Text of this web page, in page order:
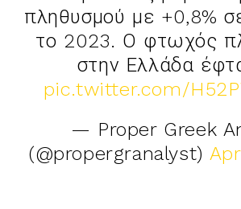
πληθυσμού με +0,8%
το 2023. Ο φτωχός
στην Ελλάδα
pic.twitter.com/
— Proper Greek
(@propergranalyst)